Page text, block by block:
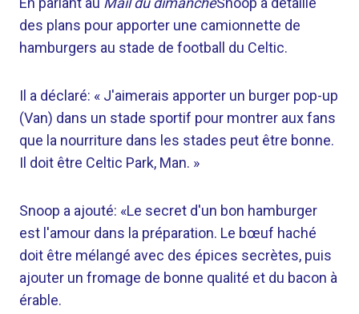
des plans pour apporter une camionnette de
hamburgers au stade de football du Celtic.
Il a déclaré: « J'aimerais apporter un burger pop-up
(Van) dans un stade sportif pour montrer aux fans
que la nourriture dans les stades peut être bonne.
Il doit être Celtic Park, Man. »
Snoop a ajouté: «Le secret d'un bon hamburger
est l'amour dans la préparation. Le bœuf haché
doit être mélangé avec des épices secrètes, puis
ajouter un fromage de bonne qualité et du bacon à
érable.